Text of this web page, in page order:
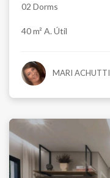
02 Dorms
40 m² A. Útil
MARI ACHUTTI